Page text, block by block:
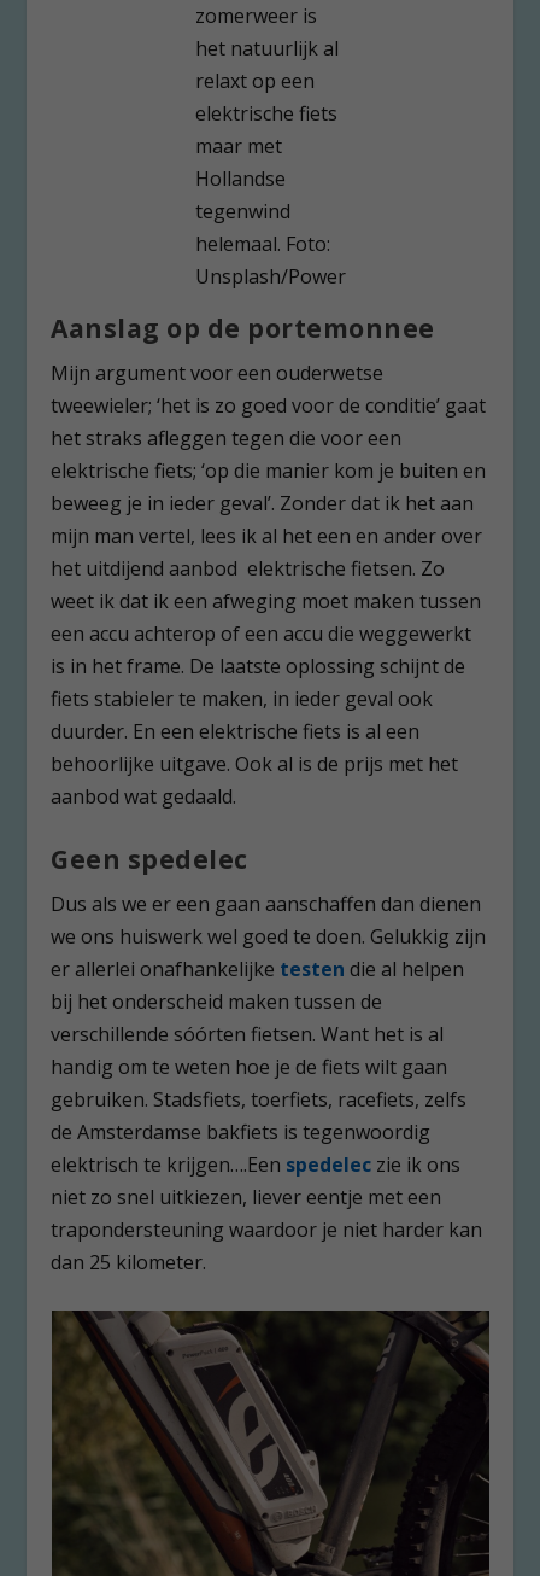
zomerweer is
het natuurlijk al
relaxt op een
elektrische fiets
maar met
Hollandse
tegenwind
helemaal. Foto:
Unsplash/Power
Aanslag op de portemonnee
Mijn argument voor een ouderwetse
tweewieler; ‘het is zo goed voor de conditie’ gaat
het straks afleggen tegen die voor een
elektrische fiets; ‘op die manier kom je buiten en
beweeg je in ieder geval’. Zonder dat ik het aan
mijn man vertel, lees ik al het een en ander over
het uitdijend aanbod elektrische fietsen. Zo
weet ik dat ik een afweging moet maken tussen
een accu achterop of een accu die weggewerkt
is in het frame. De laatste oplossing schijnt de
fiets stabieler te maken, in ieder geval ook
duurder. En een elektrische fiets is al een
behoorlijke uitgave. Ook al is de prijs met het
aanbod wat gedaald.
Geen spedelec
Dus als we er een gaan aanschaffen dan dienen
we ons huiswerk wel goed te doen. Gelukkig zijn
er allerlei onafhankelijke testen die al helpen
bij het onderscheid maken tussen de
verschillende sóórten fietsen. Want het is al
handig om te weten hoe je de fiets wilt gaan
gebruiken. Stadsfiets, toerfiets, racefiets, zelfs
de Amsterdamse bakfiets is tegenwoordig
elektrisch te krijgen….Een spedelec zie ik ons
niet zo snel uitkiezen, liever eentje met een
trapondersteuning waardoor je niet harder kan
dan 25 kilometer.